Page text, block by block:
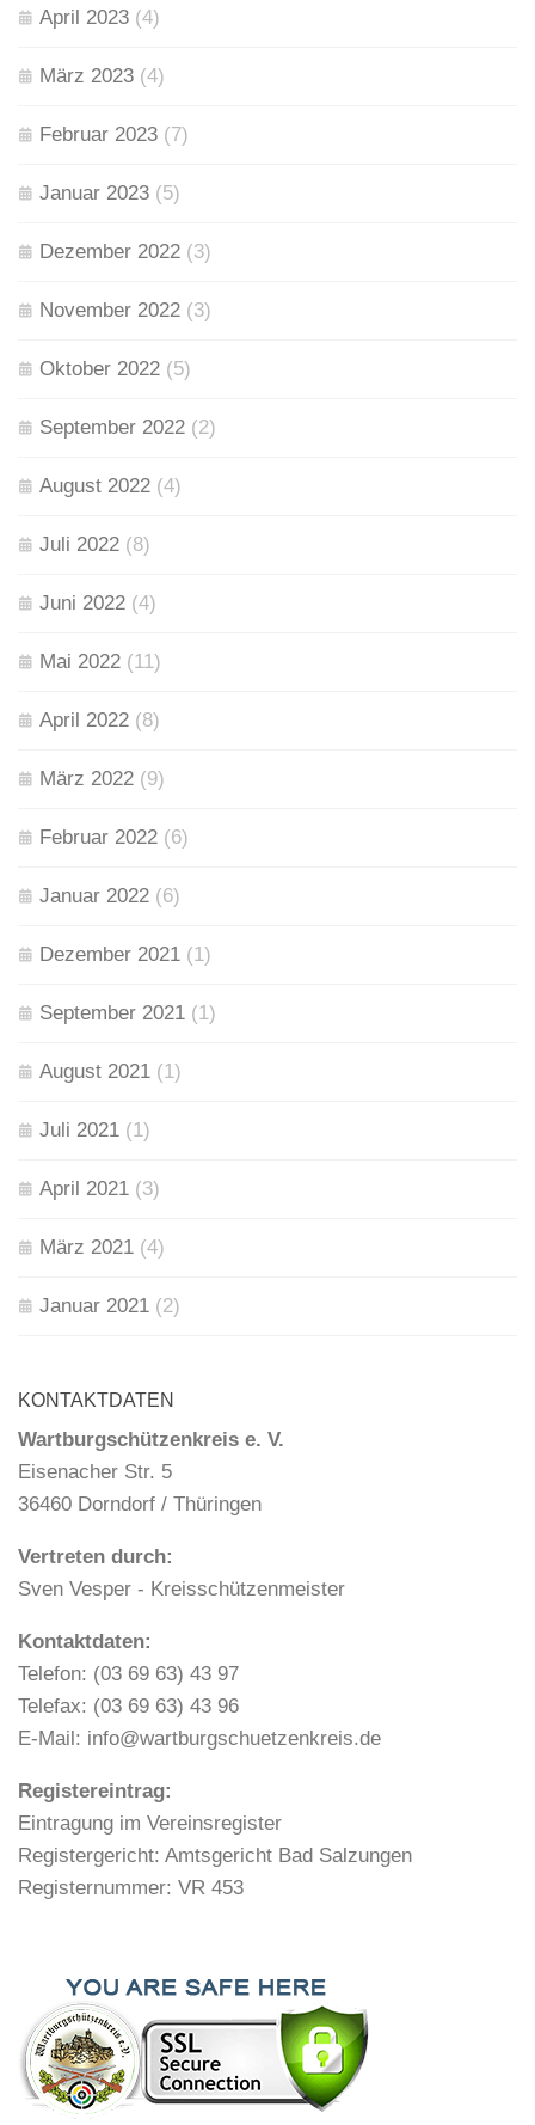
April 2023 (4)
März 2023 (4)
Februar 2023 (7)
Januar 2023 (5)
Dezember 2022 (3)
November 2022 (3)
Oktober 2022 (5)
September 2022 (2)
August 2022 (4)
Juli 2022 (8)
Juni 2022 (4)
Mai 2022 (11)
April 2022 (8)
März 2022 (9)
Februar 2022 (6)
Januar 2022 (6)
Dezember 2021 (1)
September 2021 (1)
August 2021 (1)
Juli 2021 (1)
April 2021 (3)
März 2021 (4)
Januar 2021 (2)
KONTAKTDATEN
Wartburgschützenkreis e. V.
Eisenacher Str. 5
36460 Dorndorf / Thüringen
Vertreten durch:
Sven Vesper - Kreisschützenmeister
Kontaktdaten:
Telefon: (03 69 63) 43 97
Telefax: (03 69 63) 43 96
E-Mail: info@wartburgschuetzenkreis.de
Registereintrag:
Eintragung im Vereinsregister
Registergericht: Amtsgericht Bad Salzungen
Registernummer: VR 453